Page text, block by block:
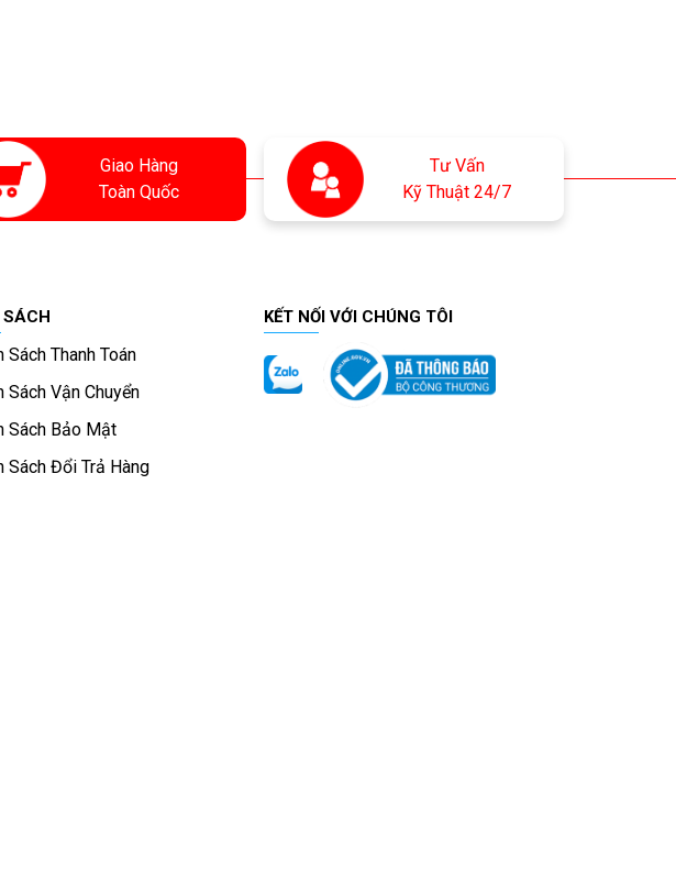
Giao Hàng
Toàn Quốc
Tư Vấn
Kỹ Thuật 24/7
Sách Thanh Toán
Sách Vận Chuyển
Sách Bảo Mật
Sách Đổi Trả Hàng
KẾT NỐI VỚI CHÚNG TÔI